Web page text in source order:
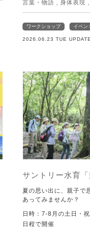
言葉・物語 , 身体表現
ワークショップ イベン
2026.06.23 TUE
サントリー水育
夏の思い出に、親子で
あってみませんか？
日時：7-8月の土日・
日程で開催